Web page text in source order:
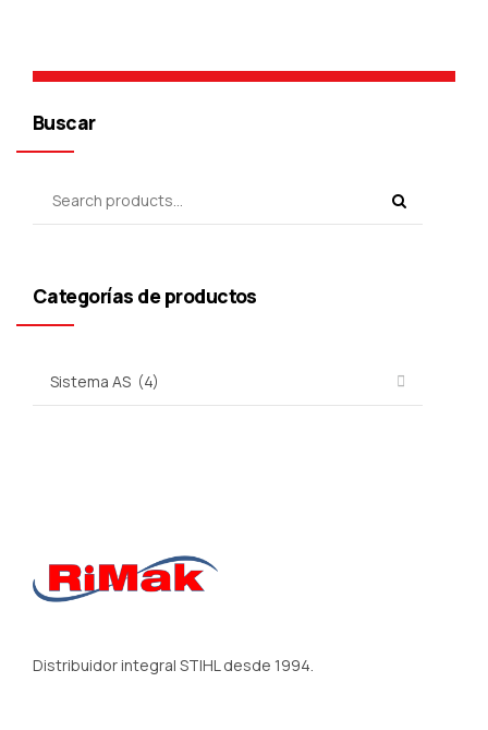
Buscar
Categorías de productos
Distribuidor integral STIHL desde 1994.